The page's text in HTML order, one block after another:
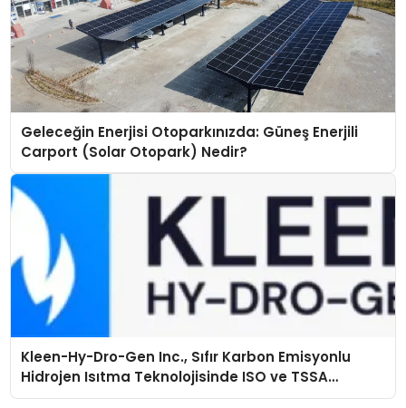
Geleceğin Enerjisi Otoparkınızda: Güneş Enerjili
Carport (Solar Otopark) Nedir?
Kleen-Hy-Dro-Gen Inc., Sıfır Karbon Emisyonlu
Hidrojen Isıtma Teknolojisinde ISO ve TSSA
Düzenleyici Onaylarını Aldı